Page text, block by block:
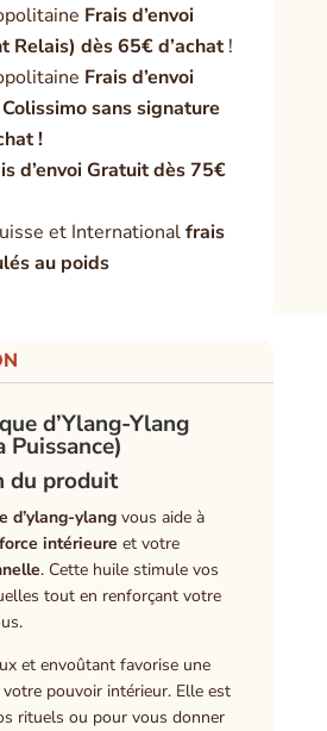
Frais d’envoi
Relais) dès 65€ d’achat!
Frais d’envoi
sans signature
!
d’envoi Gratuit dès 75€
et Internationalfrais
au poids
d’Ylang-Ylang
du produit
d’ylang-ylangvous aide à
force intérieure et votre
. Cette huile stimule vos
tout en renforçant votre
et envoûtant favorise une
votre pouvoir intérieur. Elle est
rituels ou pour vous donner